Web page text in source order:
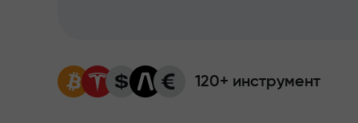
120+ инструмент